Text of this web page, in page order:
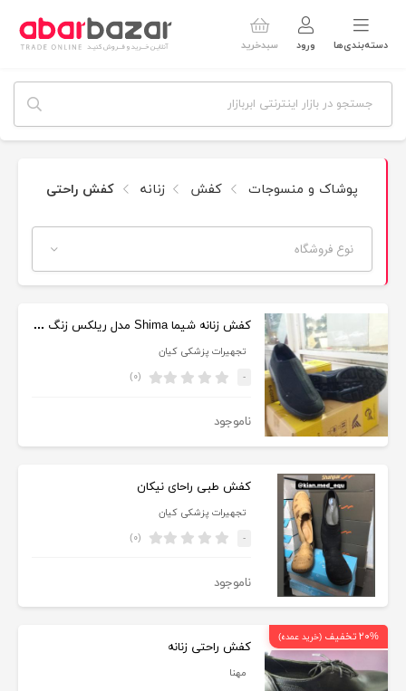
دسته‌بندی‌ها ورود سبدخرید
پوشاک و منسوجات کفش زنانه کفش راحتی
نوع فروشگاه
کفش زنانه شیما Shima مدل ریلکس زنگ مشکی سایز 37-41
تجهیرات پزشکی کیان
- (۰)
ناموجود
کفش طبی راحای نیکان
تجهیرات پزشکی کیان
- (۰)
ناموجود
۲۰% تخفیف (خرید عمده)
کفش راحتی زنانه
مهنا